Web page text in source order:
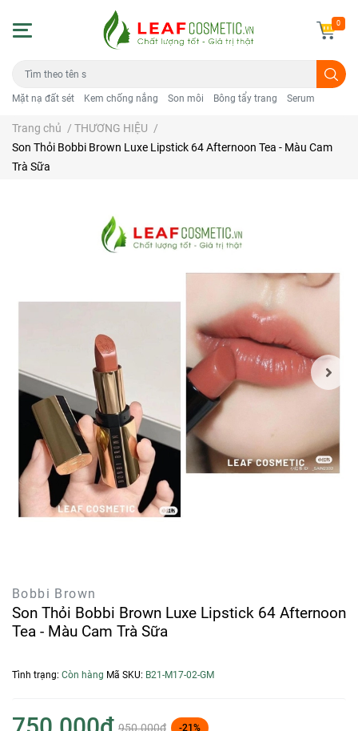
Mặt nạ đất sét Kem chống nắng Son môi Bông tẩy trang Serum
0
Trang chủ / THƯƠNG HIỆU /
Son Thỏi Bobbi Brown Luxe Lipstick 64 Afternoon Tea - Màu Cam
Trà Sữa
Bobbi Brown
Son Thỏi Bobbi Brown Luxe Lipstick 64 Afternoon
Tea - Màu Cam Trà Sữa
Tình trạng: Còn hàng Mã SKU: B21-M17-02-GM
950.000₫ -21%